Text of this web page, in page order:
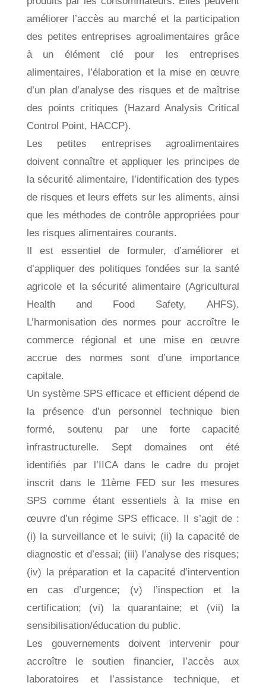
améliorer l’accès au marché et la participation
des petites entreprises agroalimentaires grâce
à un élément clé pour les entreprises
alimentaires, l’élaboration et la mise en œuvre
d’un plan d’analyse des risques et de maîtrise
des points critiques (Hazard Analysis Critical
Control Point, HACCP).
Les petites entreprises agroalimentaires
doivent connaître et appliquer les principes de
la sécurité alimentaire, l’identification des types
de risques et leurs effets sur les aliments, ainsi
que les méthodes de contrôle appropriées pour
les risques alimentaires courants.
Il est essentiel de formuler, d’améliorer et
d’appliquer des politiques fondées sur la santé
agricole et la sécurité alimentaire (Agricultural
Health and Food Safety, AHFS).
L’harmonisation des normes pour accroître le
commerce régional et une mise en œuvre
accrue des normes sont d’une importance
capitale.
Un système SPS efficace et efficient dépend de
la présence d’un personnel technique bien
formé, soutenu par une forte capacité
infrastructurelle. Sept domaines ont été
identifiés par l’IICA dans le cadre du projet
inscrit dans le 11ème FED sur les mesures
SPS comme étant essentiels à la mise en
œuvre d’un régime SPS efficace. Il s’agit de :
(i) la surveillance et le suivi; (ii) la capacité de
diagnostic et d’essai; (iii) l’analyse des risques;
(iv) la préparation et la capacité d’intervention
en cas d’urgence; (v) l’inspection et la
certification; (vi) la quarantaine; et (vii) la
sensibilisation/éducation du public.
Les gouvernements doivent intervenir pour
accroître le soutien financier, l’accès aux
laboratoires et l’assistance technique, et